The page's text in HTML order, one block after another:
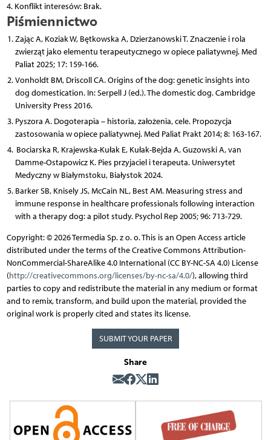
4. Konflikt interesów: Brak.
Piśmiennictwo
Zając A, Koziak W, Bętkowska A, Dzierżanowski T. Znaczenie i rola
zwierząt jako elementu terapeutycznego w opiece paliatywnej. Med
Paliat 2025; 17: 159-166.
Vonholdt BM, Driscoll CA. Origins of the dog: genetic insights into
dog domestication. In: Serpell J (ed.). The domestic dog. Cambridge
University Press 2016.
Pyszora A. Dogoterapia – historia, założenia, cele. Propozycja
zastosowania w opiece paliatywnej. Med Paliat Prakt 2014; 8: 163-167.
Bociarska R, Krajewska-Kułak E, Kułak-Bejda A, Guzowski A, van
Damme-Ostapowicz K. Pies przyjaciel i terapeuta. Uniwersytet
Medyczny w Białymstoku, Białystok 2024.
Barker SB, Knisely JS, McCain NL, Best AM. Measuring stress and
immune response in healthcare professionals following interaction
with a therapy dog: a pilot study. Psychol Rep 2005; 96: 713-729.
Copyright: © 2026 Termedia Sp. z o. o. This is an Open Access article
distributed under the terms of the Creative Commons Attribution-
NonCommercial-ShareAlike 4.0 International (CC BY-NC-SA 4.0) License
(http://creativecommons.org/licenses/by-nc-sa/4.0/), allowing third
parties to copy and redistribute the material in any medium or format
and to remix, transform, and build upon the material, provided the
original work is properly cited and states its license.
SUBMIT YOUR PAPER
Share